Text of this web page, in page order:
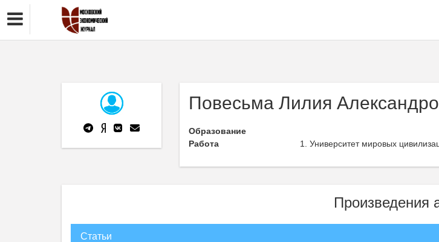
Повесьма Лилия
Образование
Работа
Университет мировых
Произведения
Статьи